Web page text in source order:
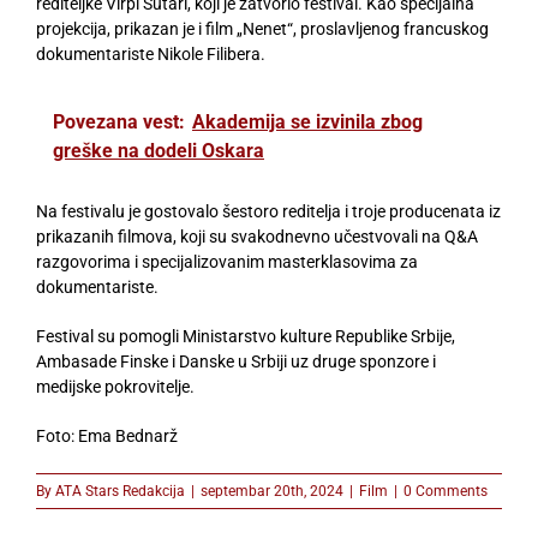
projekcija, prikazan je i film „Nenet“, proslavljenog francuskog
dokumentariste Nikole Filibera.
Povezana vest: Akademija se izvinila zbog
greške na dodeli Oskara
Na festivalu je gostovalo šestoro reditelja i troje producenata iz
prikazanih filmova, koji su svakodnevno učestvovali na Q&A
razgovorima i specijalizovanim masterklasovima za
dokumentariste.
Festival su pomogli Ministarstvo kulture Republike Srbije,
Ambasade Finske i Danske u Srbiji uz druge sponzore i
medijske pokrovitelje.
Foto: Ema Bednarž
By ATA Stars Redakcija | septembar 20th, 2024 | Film | 0 Comments